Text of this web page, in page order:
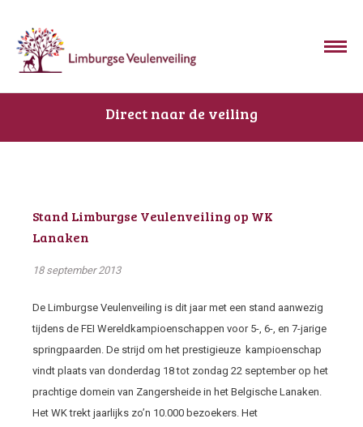
Direct naar de veiling
Stand Limburgse Veulenveiling op WK
Lanaken
18 september 2013
De Limburgse Veulenveiling is dit jaar met een stand aanwezig
tijdens de FEI Wereldkampioenschappen voor 5-, 6-, en 7-jarige
springpaarden. De strijd om het prestigieuze kampioenschap
vindt plaats van donderdag 18 tot zondag 22 september op het
prachtige domein van Zangersheide in het Belgische Lanaken.
Het WK trekt jaarlijks zo’n 10.000 bezoekers. Het